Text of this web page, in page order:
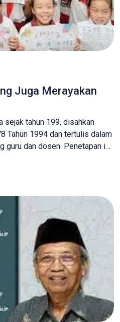
Juga Merayakan
sejak tahun 199, disahkan
Tahun 1994 dan tertulis dalam
guru dan dosen. Penetapan ini
Namun ternyata, selain di